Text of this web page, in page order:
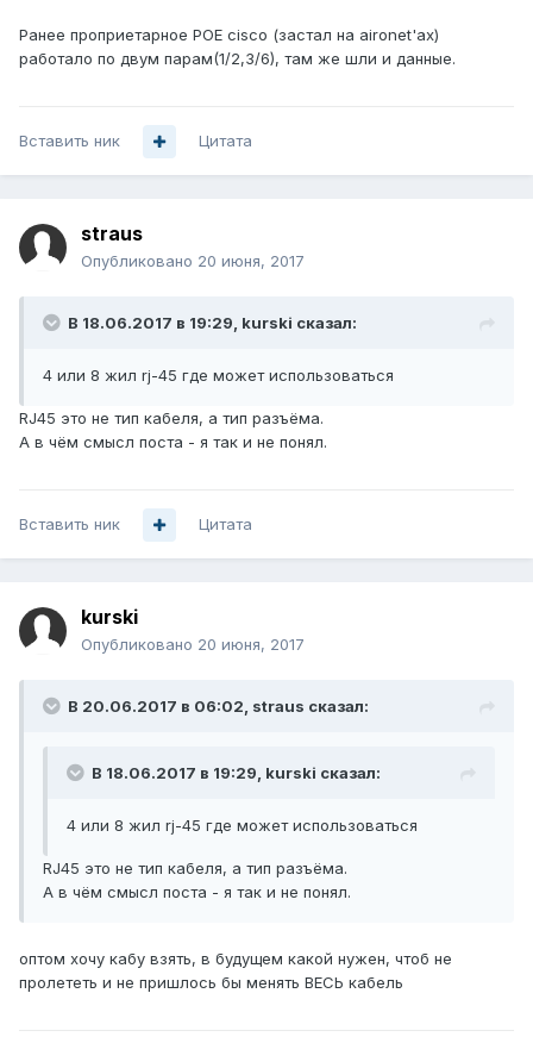
Ранее проприетарное POE cisco (застал на aironet'ах)
работало по двум парам(1/2,3/6), там же шли и данные.
Вставить ник Цитата
straus
Опубликовано 20 июня, 2017
В 18.06.2017 в 19:29, kurski сказал:
4 или 8 жил rj-45 где может использоваться
RJ45 это не тип кабеля, а тип разъёма.
А в чём смысл поста - я так и не понял.
Вставить ник Цитата
kurski
Опубликовано 20 июня, 2017
В 20.06.2017 в 06:02, straus сказал:
В 18.06.2017 в 19:29, kurski сказал:
4 или 8 жил rj-45 где может использоваться
RJ45 это не тип кабеля, а тип разъёма.
А в чём смысл поста - я так и не понял.
оптом хочу кабу взять, в будущем какой нужен, чтоб не
пролететь и не пришлось бы менять ВЕСЬ кабель